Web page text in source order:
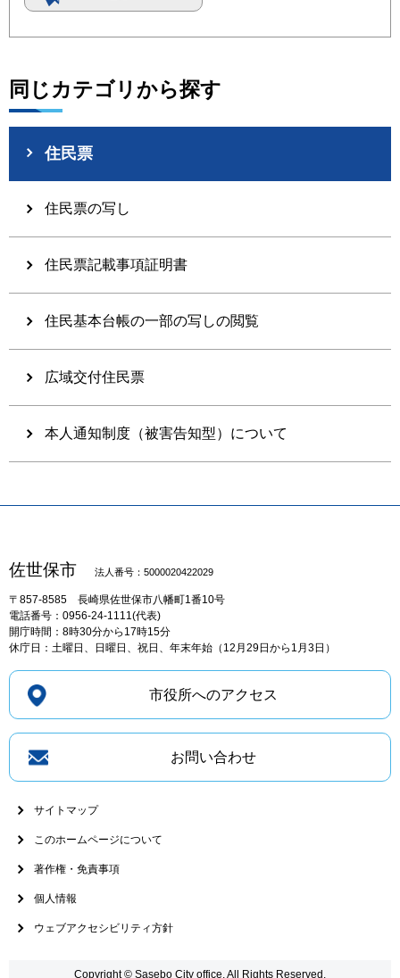
同じカテゴリから探す
住民票
住民票の写し
住民票記載事項証明書
住民基本台帳の一部の写しの閲覧
広域交付住民票
本人通知制度（被害告知型）について
佐世保市 法人番号：5000020422029
〒857-8585 長崎県佐世保市八幡町1番10号
電話番号：0956-24-1111(代表)
開庁時間：8時30分から17時15分
休庁日：土曜日、日曜日、祝日、年末年始（12月29日から1月3日）
市役所へのアクセス
お問い合わせ
サイトマップ
このホームページについて
著作権・免責事項
個人情報
ウェブアクセシビリティ方針
Copyright © Sasebo City office. All Rights Reserved.